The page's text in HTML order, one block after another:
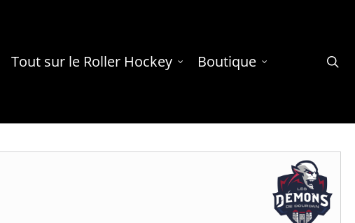
Tout sur le Roller Hockey Boutique